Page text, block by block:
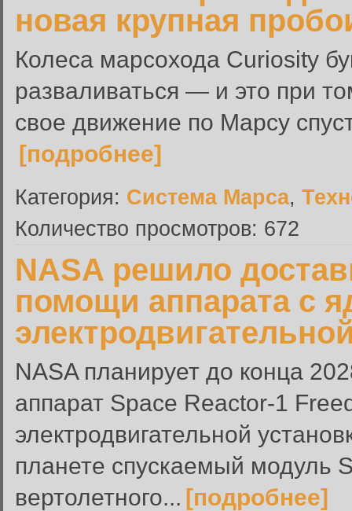
новая крупная
Колеса марсохода Curiosity
разваливаться — и это при
свое движение по Марсу
[подробнее]
Категория: Система Марса,
Количество просмотров: 672
NASA решило
помощи аппарата с
NASA планирует до конца
аппарат Space Reactor-1
электродвигательной
планете спускаемый модуль
вертолетного... [подробнее]